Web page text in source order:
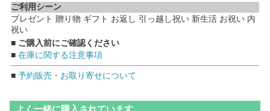
ご利用シーン
プレゼント 贈り物 ギフト お返し 引っ越し祝い 新生活 お祝い 内
祝い
■ ご購入前にご確認ください
■ 在庫に関する注意事項
■ 予約販売・お取り寄せについて